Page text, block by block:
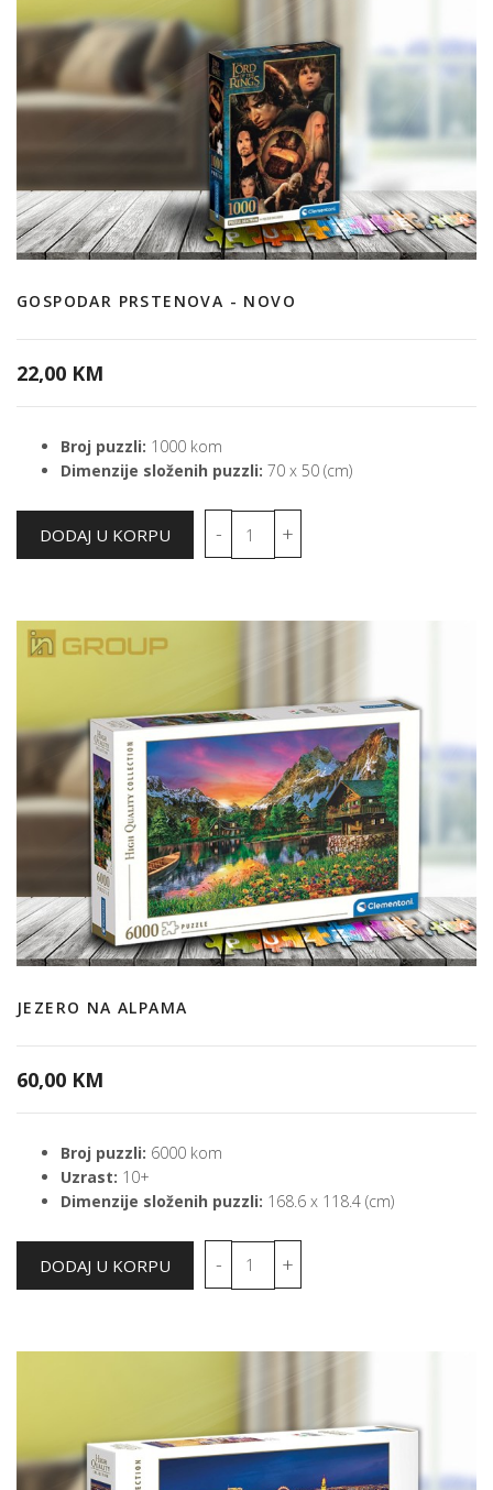
GOSPODAR PRSTENOVA - NOVO
22,00 KM
Broj puzzli: 1000 kom
Dimenzije složenih puzzli: 70 x 50 (cm)
JEZERO NA ALPAMA
60,00 KM
Broj puzzli: 6000 kom
Uzrast: 10+
Dimenzije složenih puzzli: 168.6 x 118.4 (cm)